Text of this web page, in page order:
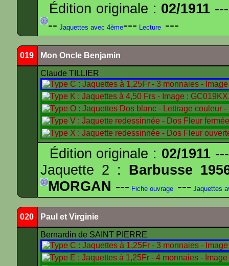
Édition originale : 02/1911
-- Jaquettes avec 4ème--- Lecture ---
019 Mon Oncle Benjamin
Claude TILLIER
Édition originale : 02/1911
Jaquette 2 : Barbusse
MORGAN --- Fiche ouvrage --- Jaquettes
020 Paul et Virginie
Bernardin de SAINT PIERRE